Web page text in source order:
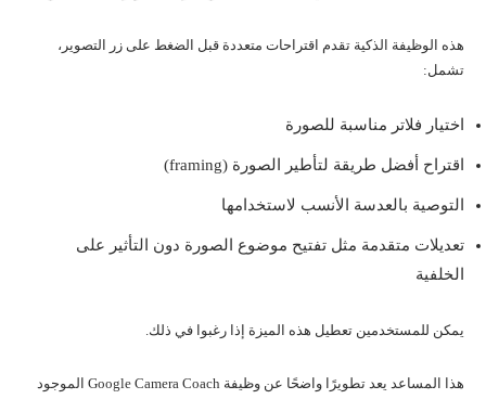
هذه الوظيفة الذكية تقدم اقتراحات متعددة قبل الضغط على زر التصوير،
تشمل:
اختيار فلاتر مناسبة للصورة
اقتراح أفضل طريقة لتأطير الصورة (framing)
التوصية بالعدسة الأنسب لاستخدامها
تعديلات متقدمة مثل تفتيح موضوع الصورة دون التأثير على
الخلفية
يمكن للمستخدمين تعطيل هذه الميزة إذا رغبوا في ذلك.
هذا المساعد يعد تطويرًا واضحًا عن وظيفة Google Camera Coach الموجود